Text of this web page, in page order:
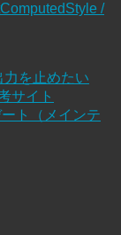
/
力を止めたい
サイト
ト（メインテ